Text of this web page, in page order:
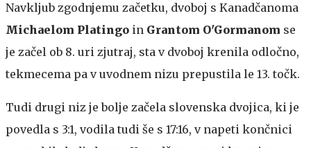
Navkljub zgodnjemu začetku, dvoboj s Kanadčanoma
Michaelom Platingo in Grantom O'Gormanom se
je začel ob 8. uri zjutraj, sta v dvoboj krenila odločno,
tekmecema pa v uvodnem nizu prepustila le 13. točk.
Tudi drugi niz je bolje začela slovenska dvojica, ki je
povedla s 3:1, vodila tudi še s 17:16, v napeti končnici